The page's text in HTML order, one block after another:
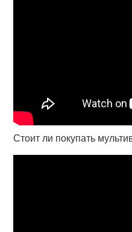
Стоит ли покупать